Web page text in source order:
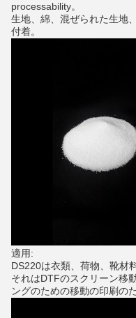
processability。
生地、綿、混ぜられた生地
付着。
適用:
DS220は衣類、荷物、靴材
それはDTFのスクリーン移
ングのための移動の印刷の